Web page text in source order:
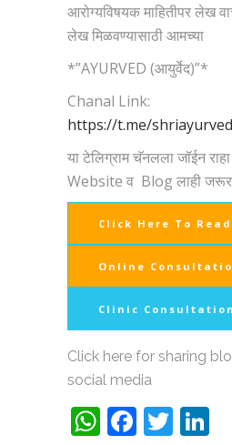
आरोग्यविषयक माहितीपर लेख
लेख मिळवण्यासाठी आमच्या
*”AYURVED (आयुर्वेद)”*
Chanal Link:
https://t.me/
या टेलिग्राम चॅनलला जॉईन
Website व Blog लाही जरूर
Click Here To
Online
Clinic
Click here for sharing
social media
WhatsApp